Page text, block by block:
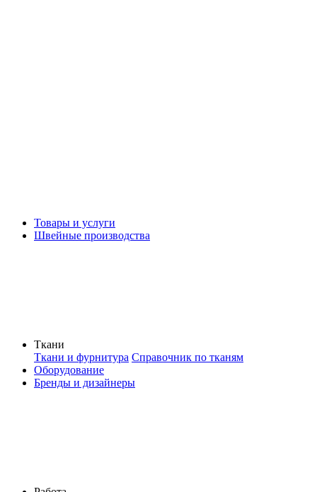
Товары и услуги
Швейные производства
Ткани
Ткани и фурнитура Справочник по тканям
Оборудование
Бренды и дизайнеры